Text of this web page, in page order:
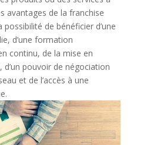
avantages de la franchise
de bénéficier d’une
d’une formation
continu, de la mise en
pouvoir de négociation
et de l’accès à une